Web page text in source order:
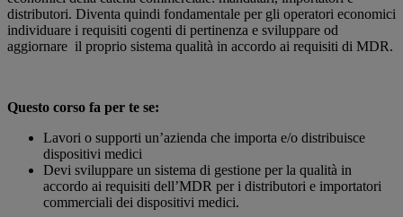
distributori. Diventa quindi fondamentale per gli operatori economici
individuare i requisiti cogenti di pertinenza e sviluppare od
aggiornare il proprio sistema qualità in accordo ai requisiti di MDR.
Questo corso fa per te se:
Lavori o supporti un’azienda che importa e/o distribuisce
dispositivi medici
Devi sviluppare un sistema di gestione per la qualità in
accordo ai requisiti dell’MDR per i distributori e importatori
commerciali dei dispositivi medici.